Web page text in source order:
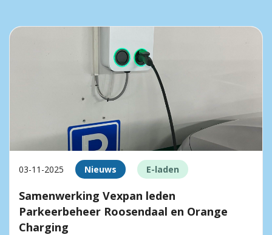
03-11-2025 Nieuws E-laden
Samenwerking Vexpan leden
Parkeerbeheer Roosendaal en Orange
Charging